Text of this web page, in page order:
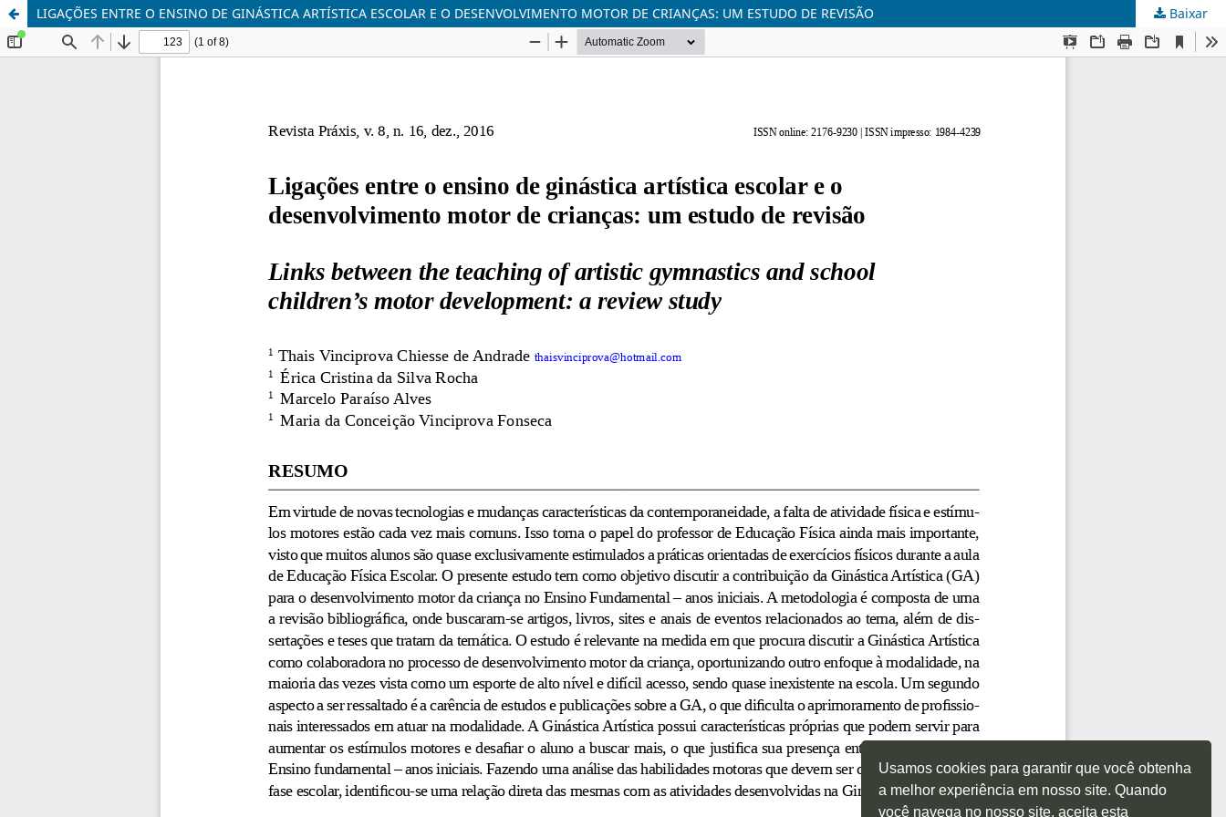
Usamos cookies para garantir que você obtenha
a melhor experiência em nosso site. Quando
você navega no nosso site, aceita esta
LIGAÇÕES ENTRE O ENSINO DE GINÁSTICA ARTÍSTICA ESCOLAR E O DESENVOLVIMENTO MOTOR DE CRIANÇAS: UM ESTUDO DE REVISÃO Baixar